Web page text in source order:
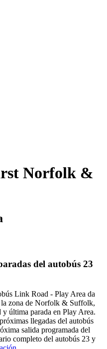
Norfolk &
del autobús 23
Link Road - Play Area da
la zona de Norfolk & Suffolk,
última parada en Play Area.
llegadas del autobús
salida programada del
completo del autobús 23 y